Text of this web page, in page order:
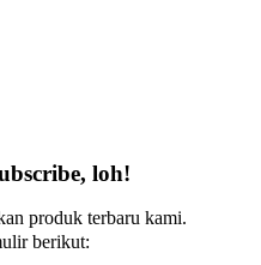
loh!
produk terbaru kami.
berikut: